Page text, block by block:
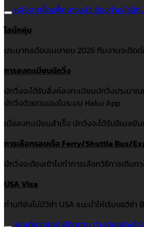
หลังจากซื้อแพ็คเกจแล้ว ต้องทำอะไรอีก
ไลน์กลุ่ม
ประมาณเดือนเมษายน 2026 ทีมงานจะติด
การลงทะเบียนนักวิ่ง
นักวิ่งจะได้รับลิ้งค์ลงทะเบียนนักวิ่งประม
นักวิ่งด้วยตนเองในระบบ Haku App
เมื่อลงทะเบียนสำเร็จ นักวิ่งจะได้รับอีเมลยื
การเลือกรอบเรือ Ferry/Shuttle Bus/
นักวิ่งจะต้องเข้าไปทำการเลือกวิธีการเดิ
USA Visa
ท่านที่ยังไม่มีวีซ่า USA แนะนำให้เริ่มขอวีซ่า
พักเดี่ยว พักคู่ ผู้ติดตาม ต่างกันอย่างไร?